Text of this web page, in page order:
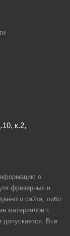
к.2,
о
фрезерных и
сайта, либо
материалов с
допускается. Все